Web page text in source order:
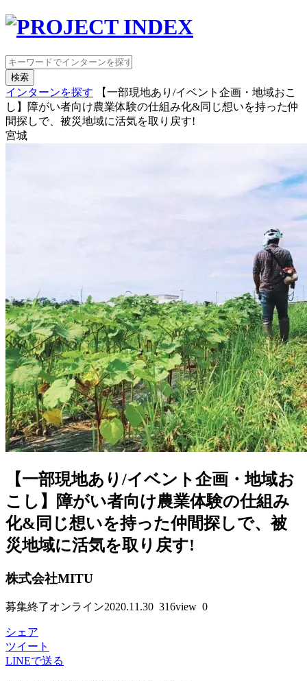
検索
インターンを探す
【一部現地あり/イベント企画・地域おこ
し】障がい者向け農業体験の仕組み化&同じ想いを持った仲
間探しで、被災地域に活気を取り戻す!
宮城
【一部現地あり/イベント企画・地域お
こし】障がい者向け農業体験の仕組み
化&同じ想いを持った仲間探しで、被
災地域に活気を取り戻す!
株式会社MITU
募集終了オンライン2020.11.30 316view 0
シェア
ツイート
LINEで送る